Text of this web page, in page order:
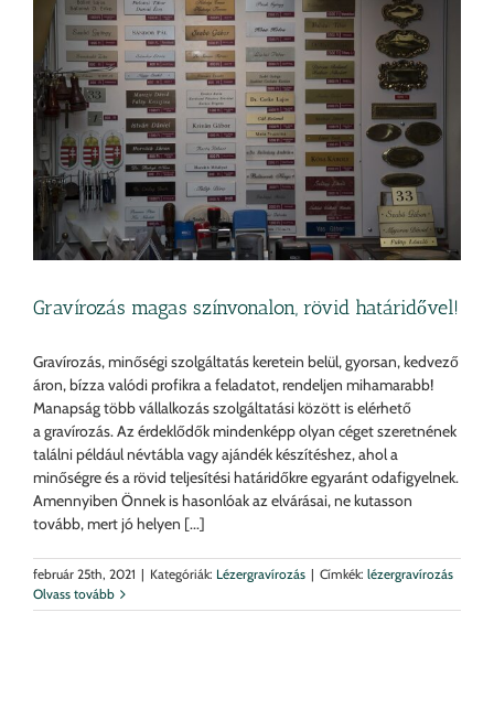
Gravírozás magas színvonalon, rövid határidővel!
Gravírozás, minőségi szolgáltatás keretein belül, gyorsan, kedvező
áron, bízza valódi profikra a feladatot, rendeljen mihamarabb!
Manapság több vállalkozás szolgáltatási között is elérhető
a gravírozás. Az érdeklődők mindenképp olyan céget szeretnének
találni például névtábla vagy ajándék készítéshez, ahol a
minőségre és a rövid teljesítési határidőkre egyaránt odafigyelnek.
Amennyiben Önnek is hasonlóak az elvárásai, ne kutasson
tovább, mert jó helyen [...]
február 25th, 2021 | Kategóriák: Lézergravírozás | Címkék: lézergravírozás
Olvass tovább